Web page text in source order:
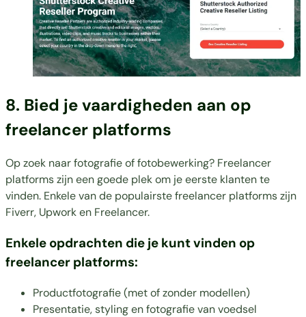
8. Bied je vaardigheden aan op
freelancer platforms
Op zoek naar fotografie of fotobewerking? Freelancer
platforms zijn een goede plek om je eerste klanten te
vinden. Enkele van de populairste freelancer platforms zijn
Fiverr, Upworken Freelancer.
Enkele opdrachten die je kunt vinden op
freelancer platforms:
Productfotografie (met of zonder modellen)
Presentatie, styling en fotografie van voedsel